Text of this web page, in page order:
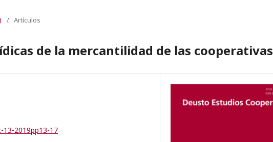
/ Artículos
de la mercantilidad de las cooperativas
2019pp13-17